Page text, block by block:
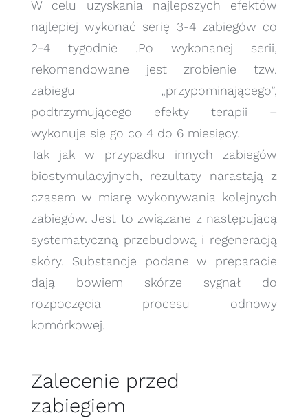
W celu uzyskania najlepszych efektów
najlepiej wykonać serię 3-4 zabiegów co
2-4 tygodnie .Po wykonanej serii,
rekomendowane jest zrobienie tzw.
zabiegu „przypominającego”,
podtrzymującego efekty terapii –
wykonuje się go co 4 do 6 miesięcy.
Tak jak w przypadku innych zabiegów
biostymulacyjnych, rezultaty narastają z
czasem w miarę wykonywania kolejnych
zabiegów. Jest to związane z następującą
systematyczną przebudową i regeneracją
skóry. Substancje podane w preparacie
dają bowiem skórze sygnał do
rozpoczęcia procesu odnowy
komórkowej.
Zalecenie przed
zabiegiem